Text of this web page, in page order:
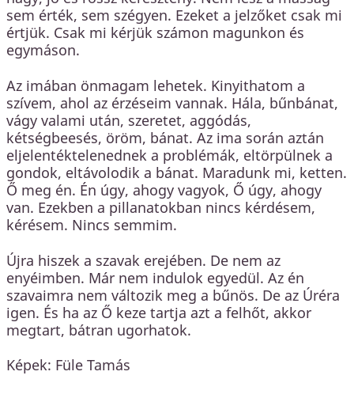
sem érték, sem szégyen. Ezeket a jelzőket csak mi
értjük. Csak mi kérjük számon magunkon és
egymáson.
Az imában önmagam lehetek. Kinyithatom a
szívem, ahol az érzéseim vannak. Hála, bűnbánat,
vágy valami után, szeretet, aggódás,
kétségbeesés, öröm, bánat. Az ima során aztán
eljelentéktelenednek a problémák, eltörpülnek a
gondok, eltávolodik a bánat. Maradunk mi, ketten.
Ő meg én. Én úgy, ahogy vagyok, Ő úgy, ahogy
van. Ezekben a pillanatokban nincs kérdésem,
kérésem. Nincs semmim.
Újra hiszek a szavak erejében. De nem az
enyéimben. Már nem indulok egyedül. Az én
szavaimra nem változik meg a bűnös. De az Úréra
igen. És ha az Ő keze tartja azt a felhőt, akkor
megtart, bátran ugorhatok.
Képek: Füle Tamás